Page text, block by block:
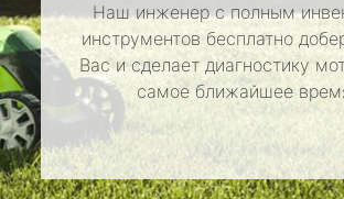
Наш инженер с полным
инструментов бесплатно
Вас и сделает диагностику
самое ближайшее